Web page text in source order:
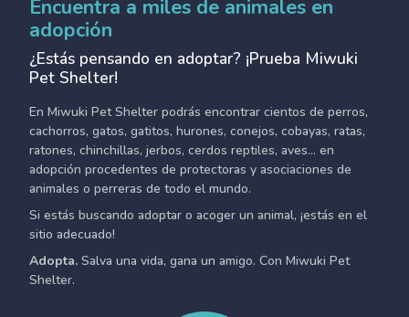
Encuentra a miles de animales en
adopción
¿Estás pensando en adoptar? ¡Prueba Miwuki
Pet Shelter!
En Miwuki Pet Shelter podrás encontrar cientos de perros,
cachorros, gatos, gatitos, hurones, conejos, cobayas, ratas,
ratones, chinchillas, jerbos, cerdos reptiles, aves... en
adopción procedentes de protectoras y asociaciones de
animales o perreras de todo el mundo.
Si estás buscando adoptar o acoger un animal, ¡estás en el
sitio adecuado!
Adopta. Salva una vida, gana un amigo. Con Miwuki Pet
Shelter.